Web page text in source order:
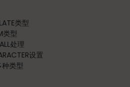
类型
类型
处理
设置
类型